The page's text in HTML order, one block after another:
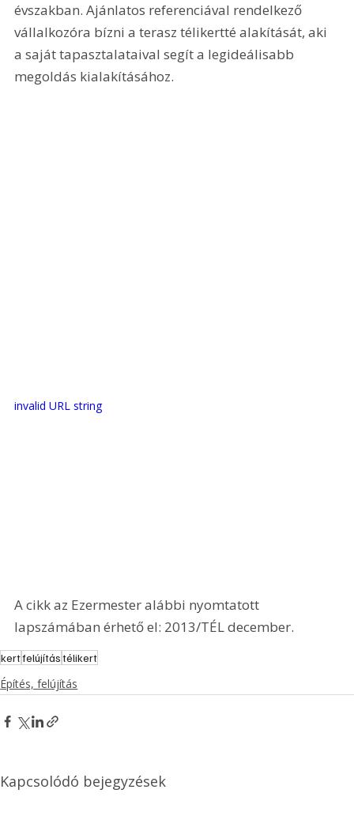
évszakban. Ajánlatos referenciával rendelkező
vállalkozóra bízni a terasz télikertté alakítását, aki
a saját tapasztalataival segít a legideálisabb
megoldás kialakításához.
invalid URL string
A cikk az Ezermester alábbi nyomtatott
lapszámában érhető el: 2013/TÉL december.
kertfelújítástélikert
Építés, felújítás
Kapcsolódó bejegyzések